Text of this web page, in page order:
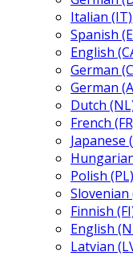
Italian (IT)
Spanish
English
German
German
Dutch
French
Japanese
Polish (PL)
Slovenian
Finnish
English
Latvian